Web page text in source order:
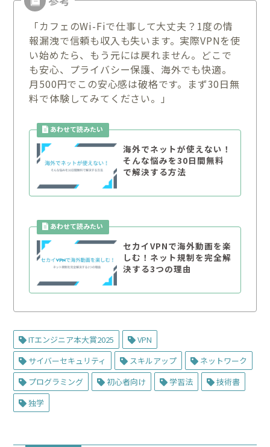
「カフェのWi-Fiで仕事して大丈夫？1度の情
報漏洩で信頼も収入も失います。実際VPNを使
い始めたら、もう元には戻れません。どこで
も安心、プライバシー保護、海外でも快適。
月500円でこの安心感は破格です。まず30日無
料で体験してみてください。」
海外でネットが使えない！
そんな悩みを30日間無料
で解決する方法
セカイVPNで海外動画を楽
しむ！ネット規制を完全解
決する3つの理由
ITエンジニア本大賞2025
VPN
サイバーセキュリティ
スキルアップ
ネットワーク
プログラミング
初心者向け 学習法
技術書
独学